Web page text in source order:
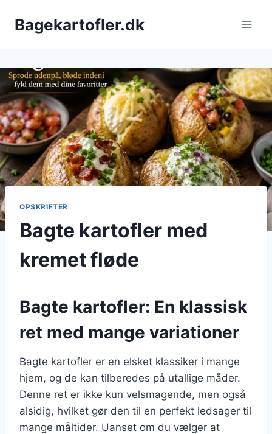
Bagekartofler.dk
OPSKRIFTER
Bagte kartofler med
kremet fløde
Bagte kartofler: En klassisk
ret med mange variationer
Bagte kartofler er en elsket klassiker i mange
hjem, og de kan tilberedes på utallige måder.
Denne ret er ikke kun velsmagende, men også
alsidig, hvilket gør den til en perfekt ledsager til
mange måltider. Uanset om du vælger at